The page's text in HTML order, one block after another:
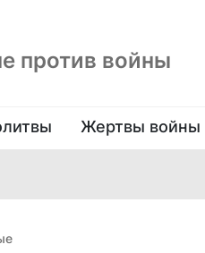
против войны
Жертвы войны